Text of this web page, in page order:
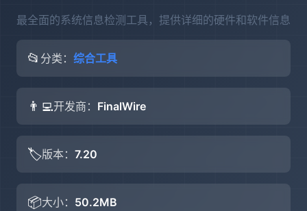
最全面的系统信息检测工具，提供详细的硬件和软件信息
📂 分类： 综合工具
👨‍💻开发商： FinalWire
🏷️版本： 7.20
📦大小： 50.2MB